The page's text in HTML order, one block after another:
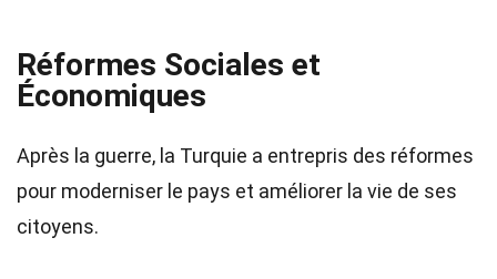
Réformes Sociales et
Économiques
Après la guerre, la Turquie a entrepris des réformes
pour moderniser le pays et améliorer la vie de ses
citoyens.